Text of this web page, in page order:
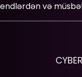
və